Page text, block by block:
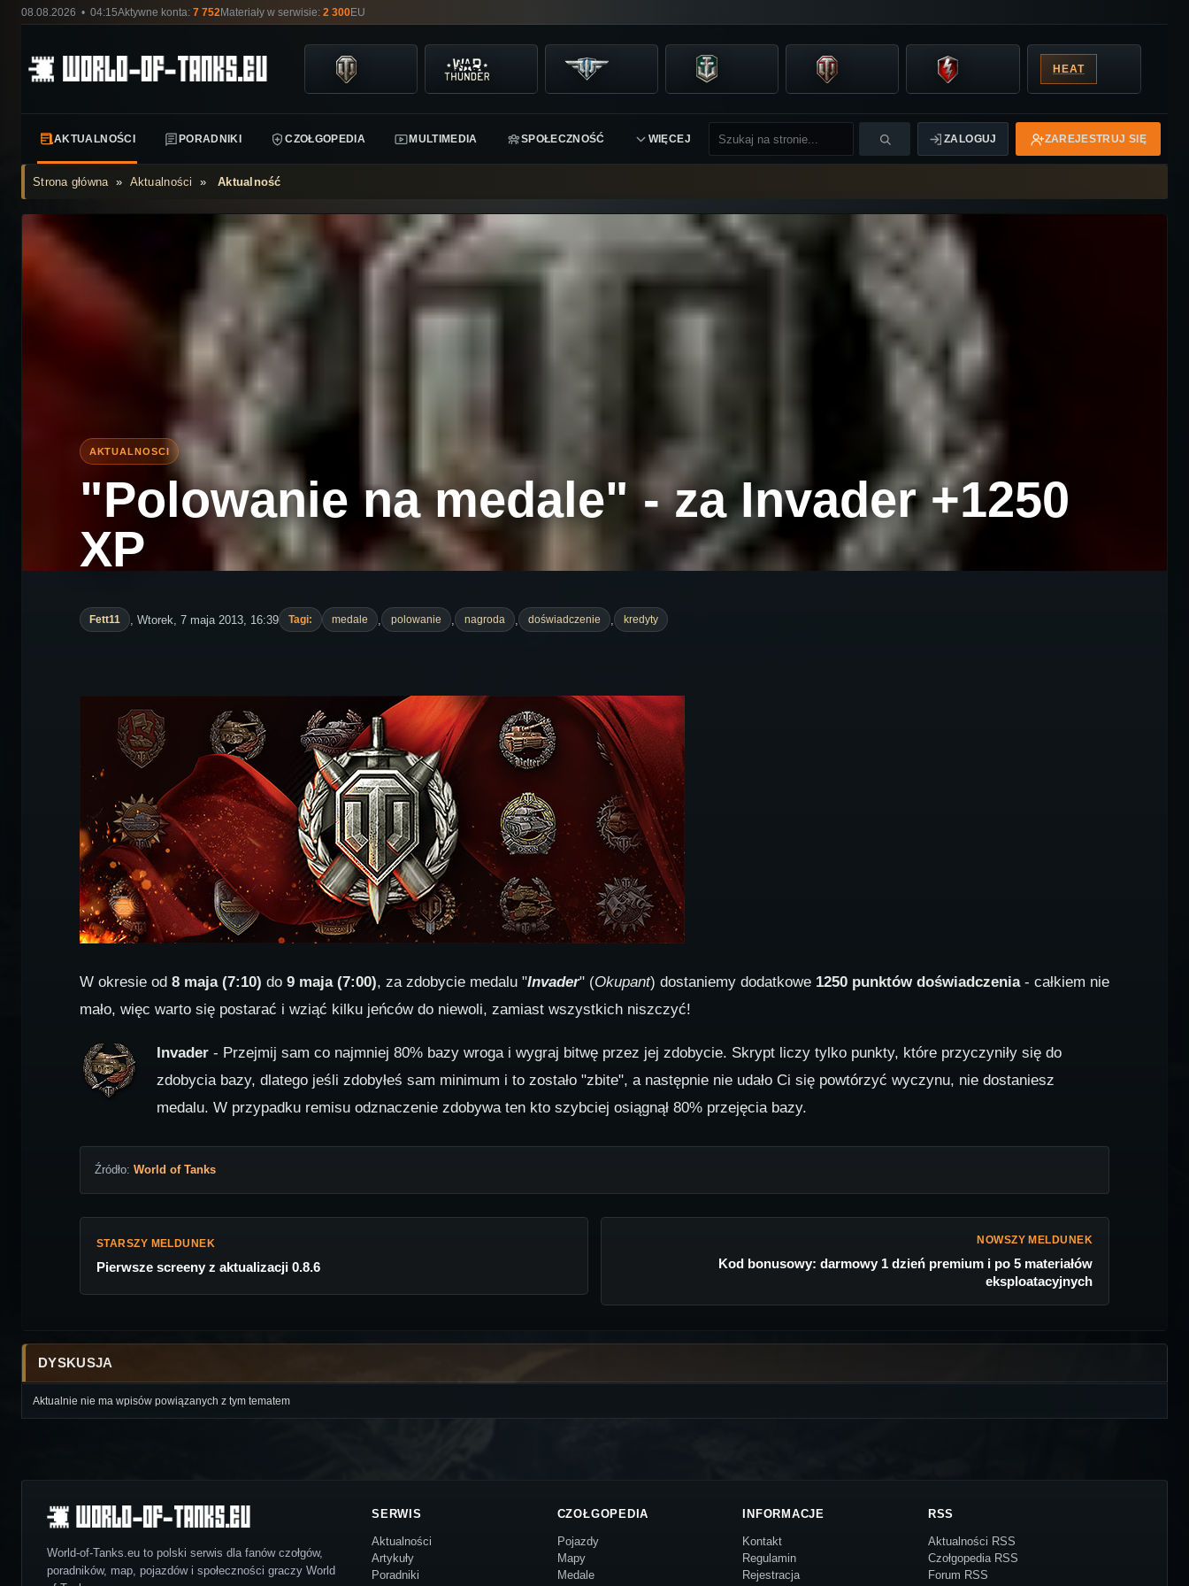
08.08.2026 • 04:15Aktywne konta: 7 752Materiały w serwisie: 2 300EU
HEAT
AKTUALNOŚCI PORADNIKI CZOŁGOPEDIA MULTIMEDIA SPOŁECZNOŚĆ WIĘCEJ ZALOGUJ ZAREJESTRUJ SIĘ
Strona główna» Aktualności »Aktualność
"Polowanie na medale" - za Invader +1250
XP
Fett11 , Wtorek, 7 maja 2013, 16:39 Tagi: medale , polowanie , nagroda , doświadczenie , kredyty
W okresie od 8 maja (7:10) do 9 maja (7:00), za zdobycie medalu "Invader" (Okupant) dostaniemy dodatkowe 1250 punktów doświadczenia- całkiem nie
mało, więc warto się postarać i wziąć kilku jeńców do niewoli, zamiast wszystkich niszczyć!
Invader- Przejmij sam co najmniej 80% bazy wroga i wygraj bitwę przez jej zdobycie. Skrypt liczy tylko punkty, które przyczyniły się do
zdobycia bazy, dlatego jeśli zdobyłeś sam minimum i to zostało "zbite", a następnie nie udało Ci się powtórzyć wyczynu, nie dostaniesz
medalu. W przypadku remisu odznaczenie zdobywa ten kto szybciej osiągnął 80% przejęcia bazy.
Źródło: World of Tanks
STARSZY MELDUNEK
Pierwsze screeny z aktualizacji 0.8.6
NOWSZY MELDUNEK
Kod bonusowy: darmowy 1 dzień premium i po 5 materiałów
eksploatacyjnych
DYSKUSJA
Aktualnie nie ma wpisów powiązanych z tym tematem
World-of-Tanks.eu to polski serwis dla fanów czołgów,
poradników, map, pojazdów i społeczności graczy World
SERWIS
Aktualności
Artykuły
Poradniki
CZOŁGOPEDIA
Pojazdy
Mapy
Medale
INFORMACJE
Kontakt
Regulamin
Rejestracja
RSS
Aktualności RSS
Czołgopedia RSS
Forum RSS